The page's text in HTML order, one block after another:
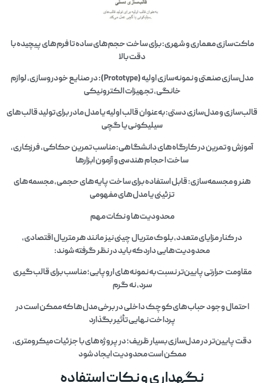
ماکت‌سازی معماری و شهری: برای ساخت حجم‌های ساده تا فرم‌های پیچیده با
دقت بالا
مدل‌سازی صنعتی و نمونه‌سازی اولیه (Prototype): در صنایع خودروسازی، لوازم
خانگی، تجهیزات الکترونیکی
قالب‌سازی و مدل‌سازی دستی: به‌عنوان قالب اولیه یا مدل مادر برای تولید قالب‌های
سیلیکونی یا گچی
آموزش و تمرین در کارگاه‌های دانشگاهی: مناسب تمرین حکاکی، فرزکاری،
ساخت احجام هندسی و آزمون ابزارها
هنر و مجسمه‌سازی: قابل استفاده برای ساخت پایه‌های حجمی، مجسمه‌های
تزئینی یا مدل‌های مفهومی
محدودیت‌ها و نکات مهم
در کنار مزایای متعدد، بلوک متریال چینی نیز مانند هر متریال اقتصادی،
محدودیت‌هایی دارد که باید در نظر گرفته شوند:
مقاومت حرارتی پایین‌تر نسبت به نمونه‌های اروپایی؛ مناسب برای قالب‌گیری
سرد، نه گرم
احتمال وجود حباب‌های کوچک داخلی در برخی مدل‌ها که ممکن است در
پرداخت نهایی تأثیر بگذارد
دقت پایین‌تر در مدل‌سازی بسیار ظریف؛ در پروژه‌های با جزئیات میکرومتری،
ممکن است محدودیت ایجاد شود
نگهداری و نکات استفاده